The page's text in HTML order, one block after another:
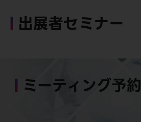
出展者セミナー
ミーティング予約